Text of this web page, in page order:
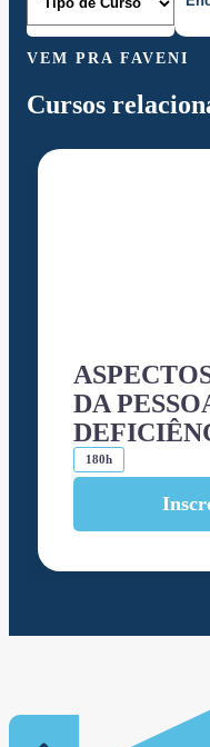
VEM PRA FAVENI
Cursos
DA
180h